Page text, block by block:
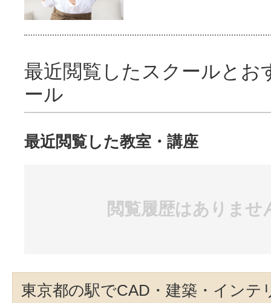
最近閲覧したスクールとお
ール
最近閲覧した教室・講座
閲覧履歴はありませ
東京都の駅でCAD・建築・インテ